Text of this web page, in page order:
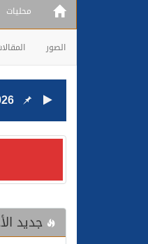
محليات
الصور
جديد